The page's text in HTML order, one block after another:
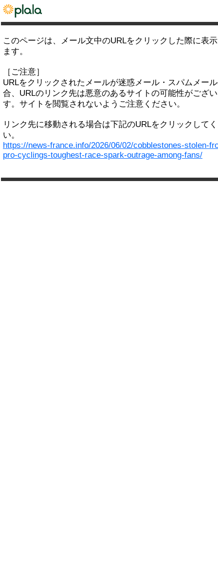
このページは、メール文中のURLをクリックした際に表
ます。
［ご注意］
URLをクリックされたメールが迷惑メール・スパムメー
合、URLのリンク先は悪意のあるサイトの可能性がござ
す。サイトを閲覧されないようご注意ください。
リンク先に移動される場合は下記のURLをクリックして
い。
https://news-france.info/2026/06/02/cobblestones-stolen-
pro-cyclings-toughest-race-spark-outrage-among-fans/